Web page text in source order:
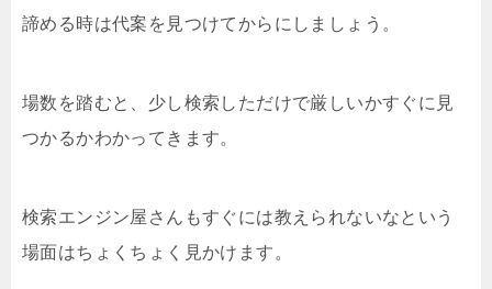
諦める時は代案を見つけてからにしましょう。
場数を踏むと、少し検索しただけで厳しいかすぐに見
つかるかわかってきます。
検索エンジン屋さんもすぐには教えられないなという
場面はちょくちょく見かけます。